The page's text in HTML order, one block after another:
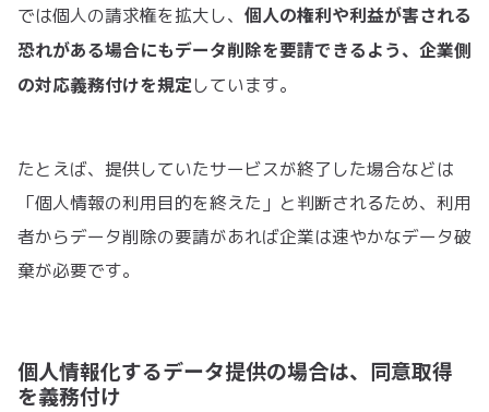
では個人の請求権を拡大し、 個人の権利や利益が害される
恐れがある場合にもデータ削除を要請できるよう、企業側
の対応義務付けを規定しています。
たとえば、提供していたサービスが終了した場合などは
「個人情報の利用目的を終えた」と判断されるため、利用
者からデータ削除の要請があれば企業は速やかなデータ破
棄が必要です。
個人情報化するデータ提供の場合は、同意取得
を義務付け